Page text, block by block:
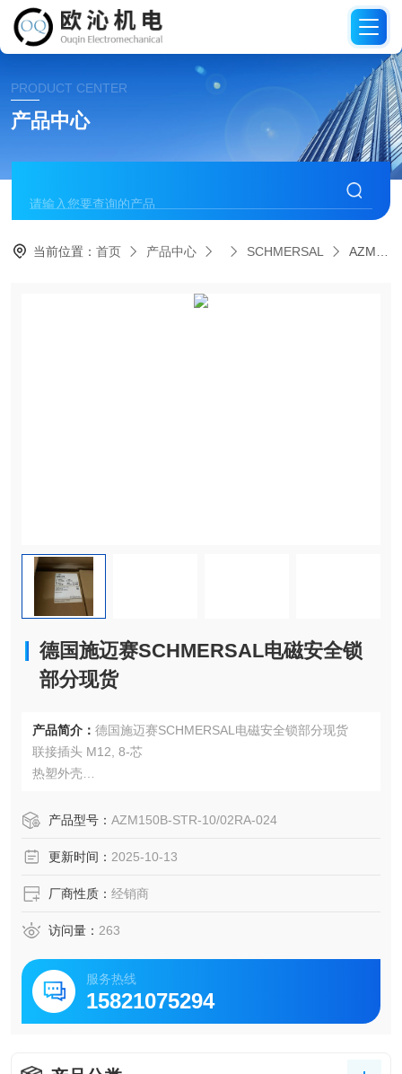
PRODUCT CENTER
产品中心
当前位置：首页 产品中心 SCHMERSAL AZM150B-STR-10/02RA-024德国施迈赛SCHMERSAL电磁安全锁部分现货
德国施迈赛SCHMERSAL电磁安全锁
部分现货
产品简介： 德国施迈赛SCHMERSAL电磁安全锁部分现货
联接插头 M12, 8-芯
热塑外壳
简单固定，特别适合 40 mm 型材
产品型号： AZM150B-STR-10/02RA-024
更新时间： 2025-10-13
厂商性质： 经销商
访问量： 263
服务热线
15821075294